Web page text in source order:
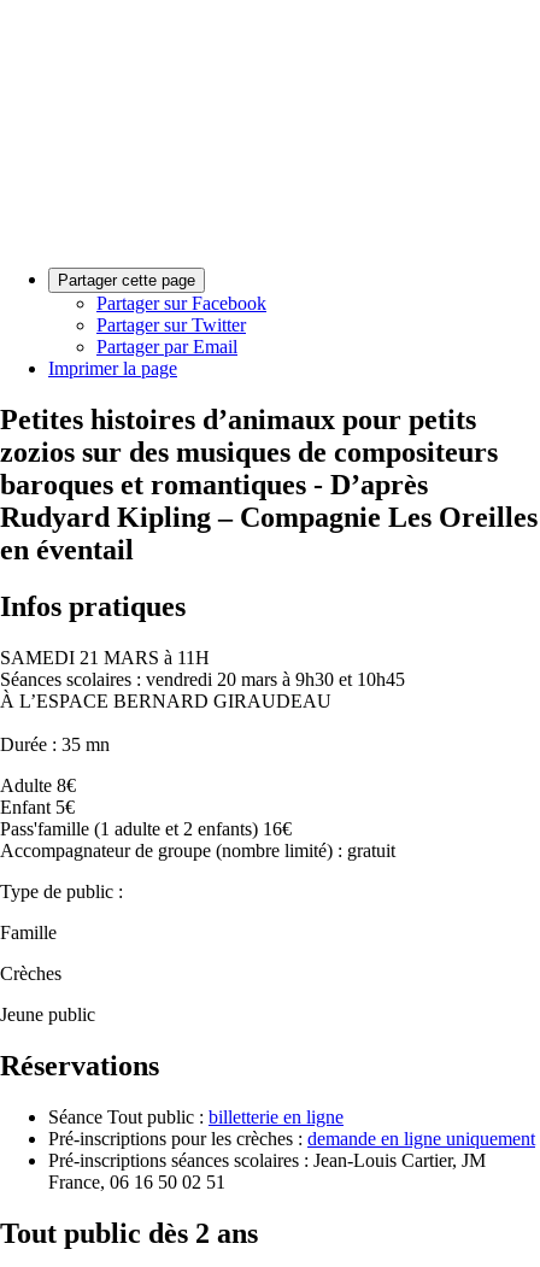
Partager cette page
Partager sur Facebook
Partager sur Twitter
Partager par Email
Imprimer la page
Petites histoires d’animaux pour petits
zozios sur des musiques de compositeurs
baroques et romantiques - D’après
Rudyard Kipling – Compagnie Les Oreilles
en éventail
Infos pratiques
SAMEDI 21 MARS à 11H
Séances scolaires : vendredi 20 mars à 9h30 et 10h45
À L’ESPACE BERNARD GIRAUDEAU
Durée : 35 mn
Adulte 8€
Enfant 5€
Pass'famille (1 adulte et 2 enfants) 16€
Accompagnateur de groupe (nombre limité) : gratuit
Type de public :
Famille
Crèches
Jeune public
Réservations
Séance Tout public : billetterie en ligne
Pré-inscriptions pour les crèches : demande en ligne uniquement
Pré-inscriptions séances scolaires : Jean-Louis Cartier, JM
France, 06 16 50 02 51
Tout public dès 2 ans